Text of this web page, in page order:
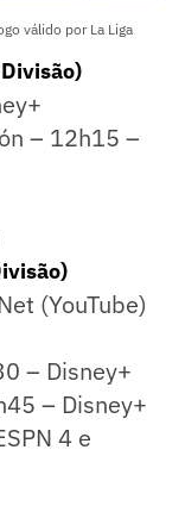
válido por La Liga
– 12h15 –
(YouTube)
– Disney+
– Disney+
4 e